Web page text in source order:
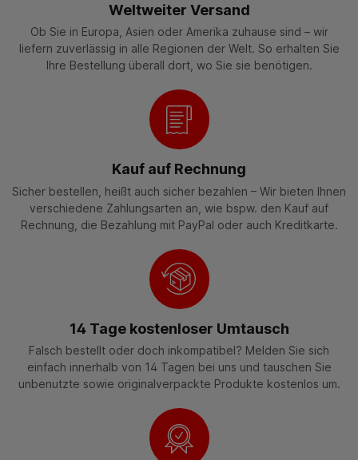
Weltweiter Versand
Ob Sie in Europa, Asien oder Amerika zuhause sind – wir
liefern zuverlässig in alle Regionen der Welt. So erhalten Sie
Ihre Bestellung überall dort, wo Sie sie benötigen.
Kauf auf Rechnung
Sicher bestellen, heißt auch sicher bezahlen – Wir bieten Ihnen
verschiedene Zahlungsarten an, wie bspw. den Kauf auf
Rechnung, die Bezahlung mit PayPal oder auch Kreditkarte.
14 Tage kostenloser Umtausch
Falsch bestellt oder doch inkompatibel? Melden Sie sich
einfach innerhalb von 14 Tagen bei uns und tauschen Sie
unbenutzte sowie originalverpackte Produkte kostenlos um.